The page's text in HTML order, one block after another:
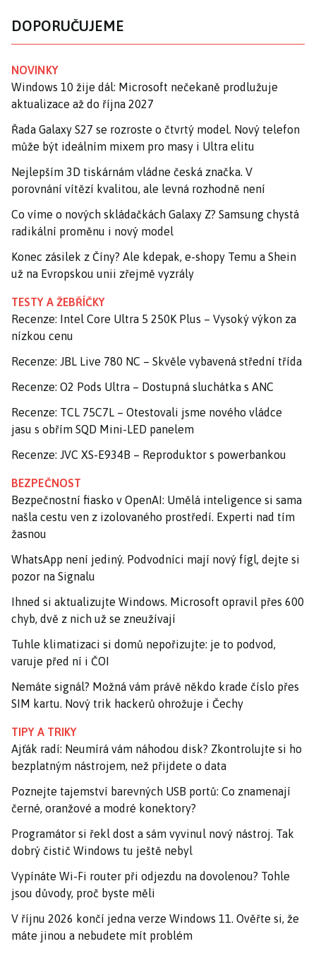
DOPORUČUJEME
NOVINKY
Windows 10 žije dál: Microsoft nečekaně prodlužuje
aktualizace až do října 2027
Řada Galaxy S27 se rozroste o čtvrtý model. Nový telefon
může být ideálním mixem pro masy i Ultra elitu
Nejlepším 3D tiskárnám vládne česká značka. V
porovnání vítězí kvalitou, ale levná rozhodně není
Co víme o nových skládačkách Galaxy Z? Samsung chystá
radikální proměnu i nový model
Konec zásilek z Číny? Ale kdepak, e-shopy Temu a Shein
už na Evropskou unii zřejmě vyzrály
TESTY A ŽEBŘÍČKY
Recenze: Intel Core Ultra 5 250K Plus – Vysoký výkon za
nízkou cenu
Recenze: JBL Live 780 NC – Skvěle vybavená střední třída
Recenze: O2 Pods Ultra – Dostupná sluchátka s ANC
Recenze: TCL 75C7L – Otestovali jsme nového vládce
jasu s obřím SQD Mini-LED panelem
Recenze: JVC XS-E934B – Reproduktor s powerbankou
BEZPEČNOST
Bezpečnostní fiasko v OpenAI: Umělá inteligence si sama
našla cestu ven z izolovaného prostředí. Experti nad tím
žasnou
WhatsApp není jediný. Podvodníci mají nový fígl, dejte si
pozor na Signalu
Ihned si aktualizujte Windows. Microsoft opravil přes 600
chyb, dvě z nich už se zneužívají
Tuhle klimatizaci si domů nepořizujte: je to podvod,
varuje před ní i ČOI
Nemáte signál? Možná vám právě někdo krade číslo přes
SIM kartu. Nový trik hackerů ohrožuje i Čechy
TIPY A TRIKY
Ajťák radí: Neumírá vám náhodou disk? Zkontrolujte si ho
bezplatným nástrojem, než přijdete o data
Poznejte tajemství barevných USB portů: Co znamenají
černé, oranžové a modré konektory?
Programátor si řekl dost a sám vyvinul nový nástroj. Tak
dobrý čistič Windows tu ještě nebyl
Vypínáte Wi-Fi router při odjezdu na dovolenou? Tohle
jsou důvody, proč byste měli
V říjnu 2026 končí jedna verze Windows 11. Ověřte si, že
máte jinou a nebudete mít problém